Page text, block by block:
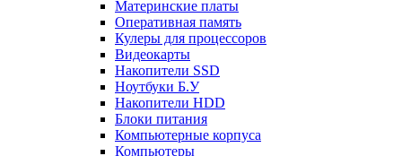
Материнские платы
Оперативная память
Кулеры для процессоров
Видеокарты
Накопители SSD
Ноутбуки Б.У
Накопители HDD
Блоки питания
Компьютерные корпуса
Компьютеры